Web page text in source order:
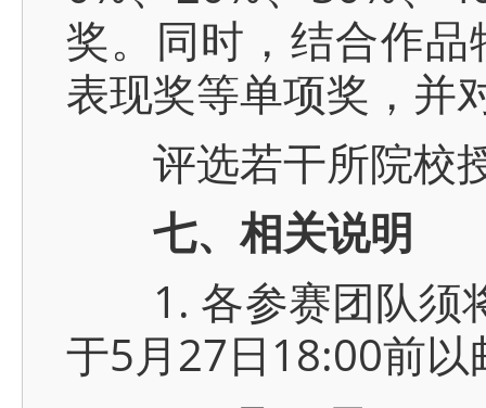
奖。同时，结合作
表现奖等单项奖，并
评选若干所院校
七、相关说明
1. 各参赛团队须将
于5月27日18:00前